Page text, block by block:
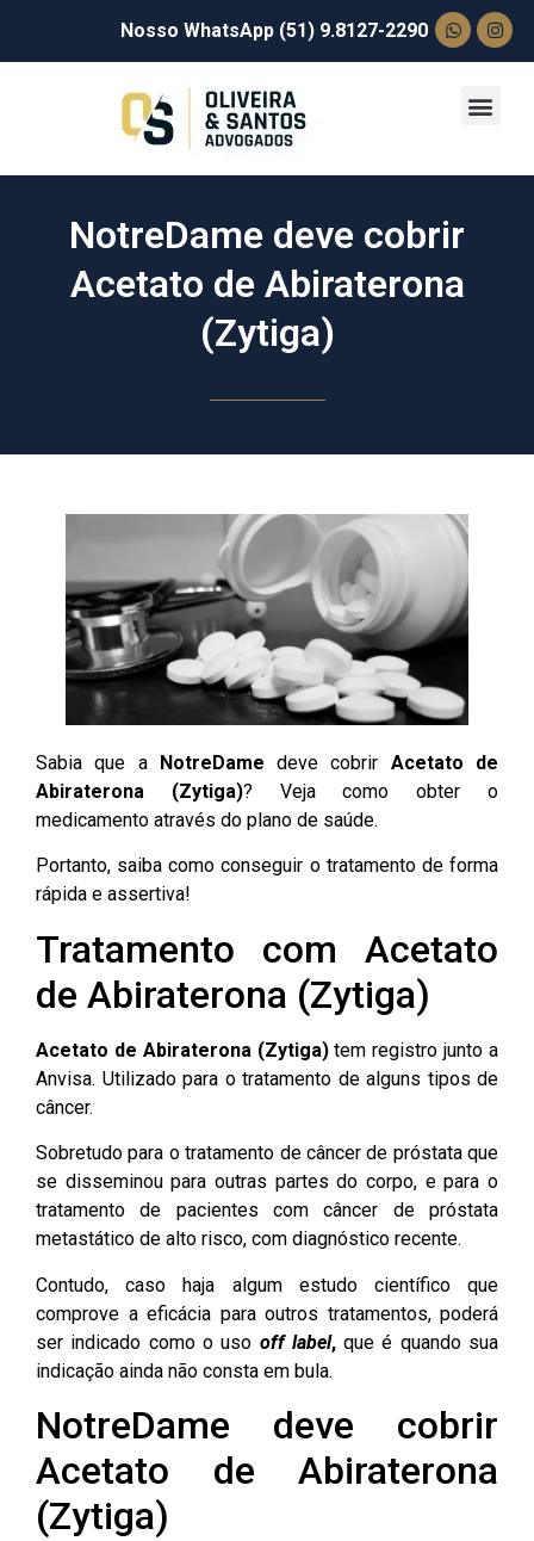
Nosso WhatsApp (51) 9.8127-2290
NotreDame deve cobrir
Acetato de Abiraterona
(Zytiga)
Sabia que a NotreDame deve cobrir Acetato de
Abiraterona (Zytiga)? Veja como obter o
medicamento através do plano de saúde.
Portanto, saiba como conseguir o tratamento de forma
rápida e assertiva!
Tratamento com Acetato
de Abiraterona (Zytiga)
Acetato de Abiraterona (Zytiga)tem registro junto a
Anvisa. Utilizado para o tratamento de alguns tipos de
câncer.
Sobretudo para o tratamento de câncer de próstata que
se disseminou para outras partes do corpo, e para o
tratamento de pacientes com câncer de próstata
metastático de alto risco, com diagnóstico recente.
Contudo, caso haja algum estudo científico que
comprove a eficácia para outros tratamentos, poderá
ser indicado como o uso off label,que é quando sua
indicação ainda não consta em bula.
NotreDame deve cobrir
Acetato de Abiraterona
(Zytiga)